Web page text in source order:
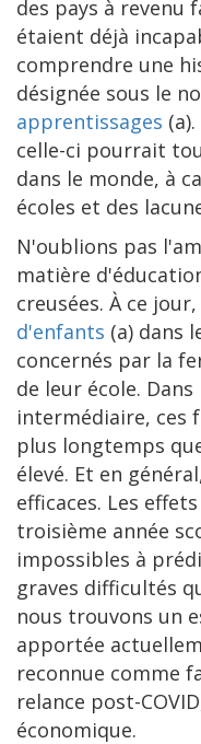
des pays à revenu
étaient déjà
comprendre une
désignée sous le
apprentissages
celle-ci pourrait
dans le monde, à
écoles et des
N'oublions pas
matière
creusées. À ce
d'enfants (a) dans
concernés par la
de leur école.
intermédiaire, ces
plus longtemps
élevé. Et en
efficaces. Les
troisième année
impossibles à
graves difficultés
nous trouvons un
apportée
reconnue comme
relance post-
économique.